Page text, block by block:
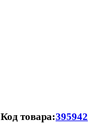
Код товара:395942